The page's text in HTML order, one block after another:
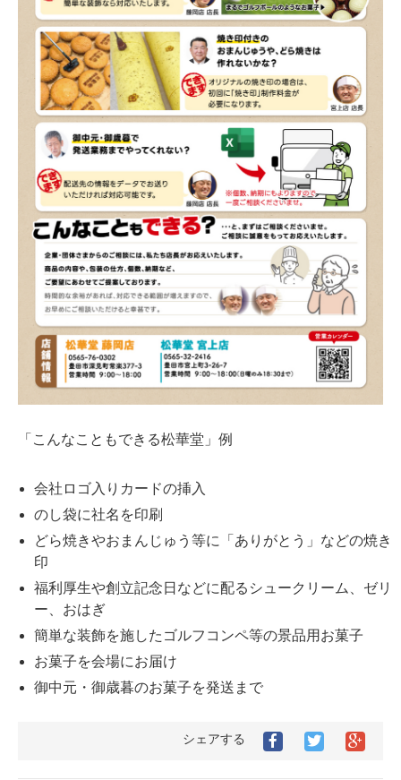
「こんなこともできる松華堂」例
会社ロゴ入りカードの挿入
のし袋に社名を印刷
どら焼きやおまんじゅう等に「ありがとう」などの焼き
印
福利厚生や創立記念日などに配るシュークリーム、ゼリ
ー、おはぎ
簡単な装飾を施したゴルフコンペ等の景品用お菓子
お菓子を会場にお届け
御中元・御歳暮のお菓子を発送まで
シェアする
Facebook
で
Twitter
で
シ